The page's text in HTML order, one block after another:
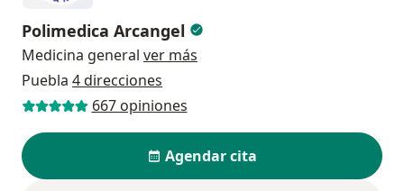
Polimedica Arcangel
Medicina general ver más
Puebla 4 direcciones
667 opiniones
Agendar cita